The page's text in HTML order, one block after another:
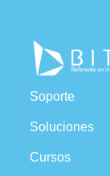
Soporte
Soluciones
Cursos